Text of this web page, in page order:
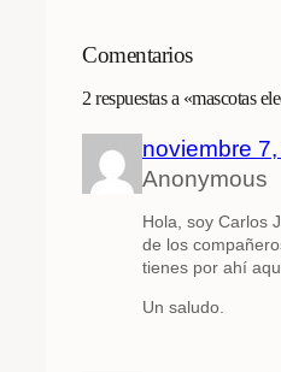
Comentarios
2 respuestas a «mascotas
noviembre
Anonymous
Hola, soy Carlos
de los
tienes por ahí
Un saludo.